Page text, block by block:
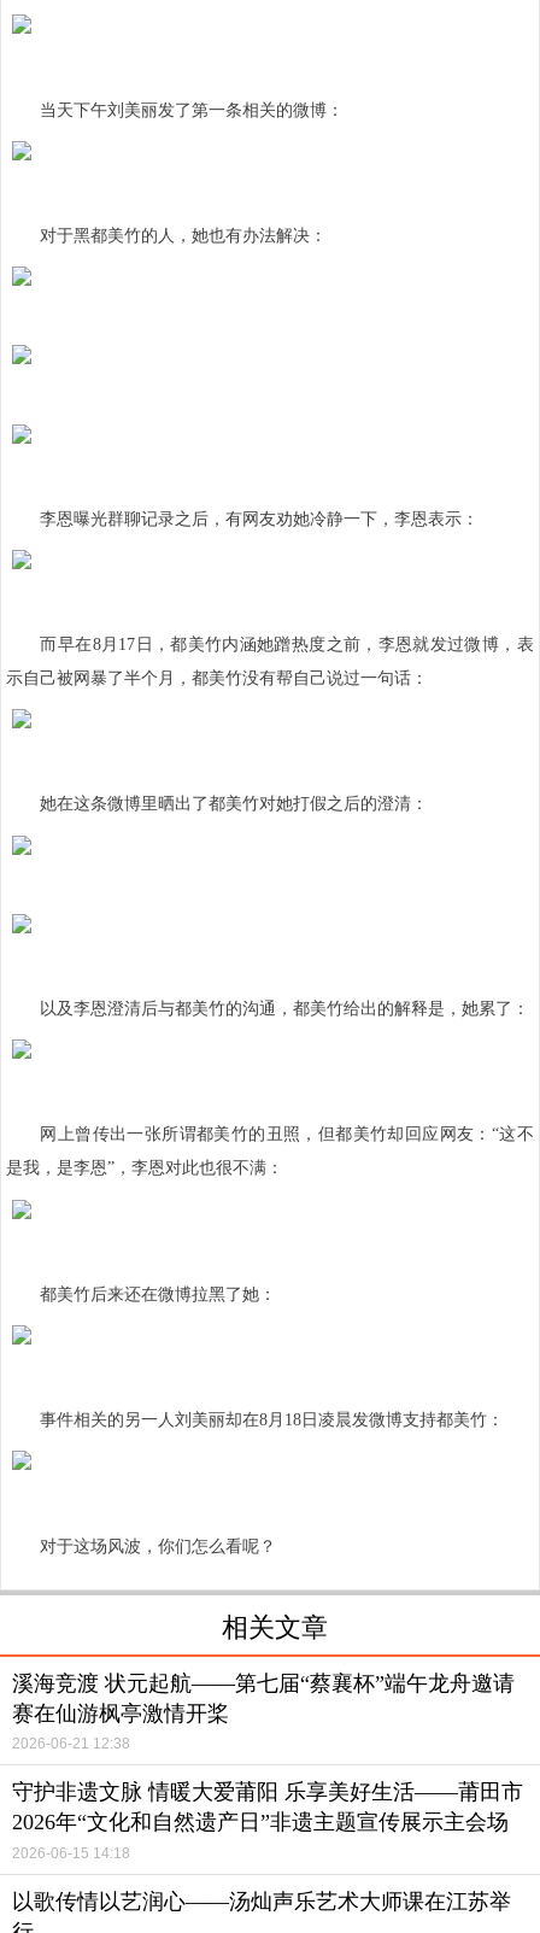
当天下午刘美丽发了第一条相关的微博：
对于黑都美竹的人，她也有办法解决：
李恩曝光群聊记录之后，有网友劝她冷静一下，李恩表示：
而早在8月17日，都美竹内涵她蹭热度之前，李恩就发过微博，表
示自己被网暴了半个月，都美竹没有帮自己说过一句话：
她在这条微博里晒出了都美竹对她打假之后的澄清：
以及李恩澄清后与都美竹的沟通，都美竹给出的解释是，她累了：
网上曾传出一张所谓都美竹的丑照，但都美竹却回应网友：“这不
是我，是李恩”，李恩对此也很不满：
都美竹后来还在微博拉黑了她：
事件相关的另一人刘美丽却在8月18日凌晨发微博支持都美竹：
对于这场风波，你们怎么看呢？
相关文章
溪海竞渡 状元起航——第七届“蔡襄杯”端午龙舟邀请
赛在仙游枫亭激情开桨
2026-06-21 12:38
守护非遗文脉 情暖大爱莆阳 乐享美好生活——莆田市
2026年“文化和自然遗产日”非遗主题宣传展示主会场
活动启动
2026-06-15 14:18
以歌传情以艺润心——汤灿声乐艺术大师课在江苏举